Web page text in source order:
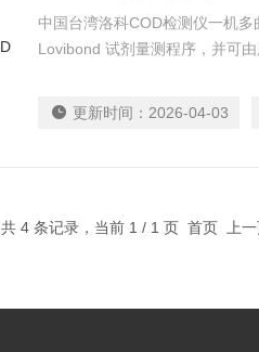
中国台湾洛科COD检测仪一机
Lovibond 试剂量测程序，并可
更新时间： 2026-04-03
共 4 条记录，当前 1 / 1 页 首页 上